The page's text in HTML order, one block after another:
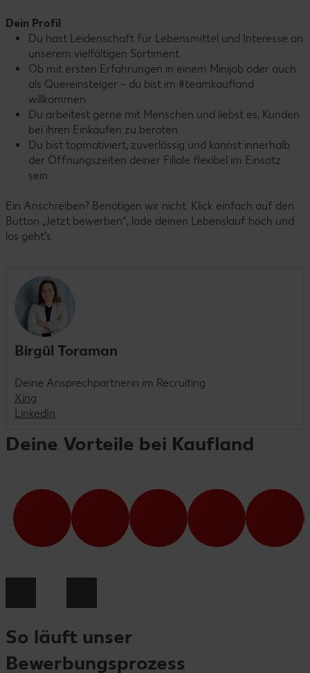
Dein Profil
Du hast Leidenschaft für Lebensmittel und Interesse an
unserem vielfältigen Sortiment.
Ob mit ersten Erfahrungen in einem Minijob oder auch
als Quereinsteiger – du bist im #teamkaufland
willkommen.
Du arbeitest gerne mit Menschen und liebst es, Kunden
bei ihren Einkäufen zu beraten.
Du bist topmotiviert, zuverlässig und kannst innerhalb
der Öffnungszeiten deiner Filiale flexibel im Einsatz
sein.
Ein Anschreiben? Benötigen wir nicht. Klick einfach auf den
Button „Jetzt bewerben“, lade deinen Lebenslauf hoch und
los geht’s.
Birgül Toraman
Deine Ansprechpartnerin im Recruiting
Xing
LinkedIn
Deine Vorteile bei Kaufland
So läuft unser
Bewerbungsprozess